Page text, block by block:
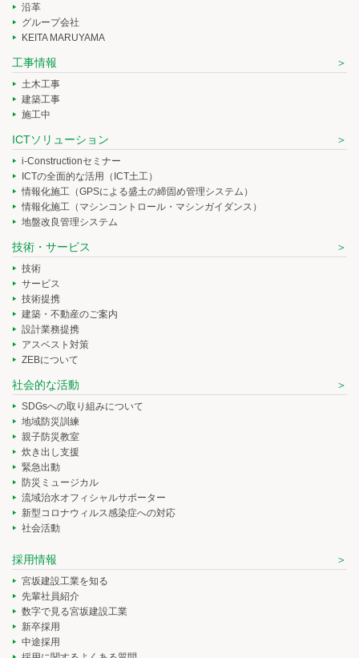
沿革
グループ会社
KEITA MARUYAMA
工事情報
土木工事
建築工事
施工中
ICTソリューション
i-Constructionセミナー
ICTの全面的な活用（ICT土工）
情報化施工（GPSによる盛土の締固め管理システム）
情報化施工（マシンコントロール・マシンガイダンス）
地盤改良管理システム
技術・サービス
技術
サービス
技術提携
建築・不動産のご案内
設計業務提携
アスベスト対策
ZEBについて
社会的な活動
SDGsへの取り組みについて
地域防災訓練
親子防災教室
炊き出し支援
緊急出動
防災ミュージカル
流域治水オフィシャルサポーター
新型コロナウィルス感染症への対応
社会活動
採用情報
宮坂建設工業を知る
先輩社員紹介
数字で見る宮坂建設工業
新卒採用
中途採用